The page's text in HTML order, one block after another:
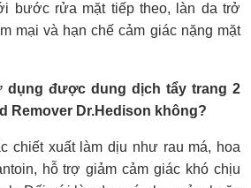
bước rửa mặt tiếp theo, làn da trở
mại và hạn chế cảm giác nặng mặt
dụng được dung dịch tẩy trang 2
Remover Dr.Hedison không?
chiết xuất làm dịu như rau má, hoa
hỗ trợ giảm cảm giác khó chịu